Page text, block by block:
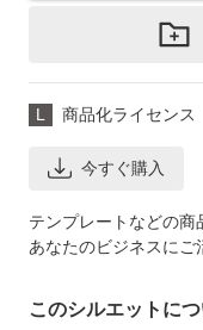
L 商品化ライセンス
今すぐ購入
テンプレートなどの商
あなたのビジネスにご
このシルエットに